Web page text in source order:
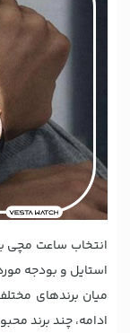
انتخاب ساعت مچی
استایل و بودجه
میان برندهای
ادامه، چند برند